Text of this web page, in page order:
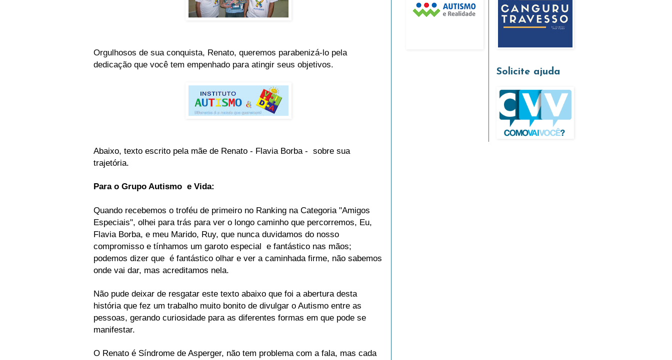
Orgulhosos de sua conquista, Renato, queremos parabenizá-lo pela
dedicação que você tem empenhado para atingir seus objetivos.
Abaixo, texto escrito pela mãe de Renato - Flavia Borba - sobre sua
trajetória.
Para o Grupo Autismo e Vida:
Quando recebemos o troféu de primeiro no Ranking na Categoria "Amigos
Especiais", olhei para trás para ver o longo caminho que percorremos, Eu,
Flavia Borba, e meu Marido, Ruy, que nunca duvidamos do nosso
compromisso e tínhamos um garoto especial e fantástico nas mãos;
podemos dizer que é fantástico olhar e ver a caminhada firme, não sabemos
onde vai dar, mas acreditamos nela.
Não pude deixar de resgatar este texto abaixo que foi a abertura desta
história que fez um trabalho muito bonito de divulgar o Autismo entre as
pessoas, gerando curiosidade para as diferentes formas em que pode se
manifestar.
O Renato é Síndrome de Asperger, não tem problema com a fala, mas cada
Solicite ajuda